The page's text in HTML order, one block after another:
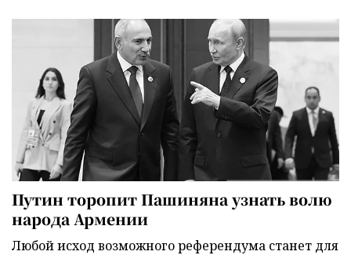
Путин торопит Пашиняна узнать волю
народа Армении
Любой исход возможного референдума станет для